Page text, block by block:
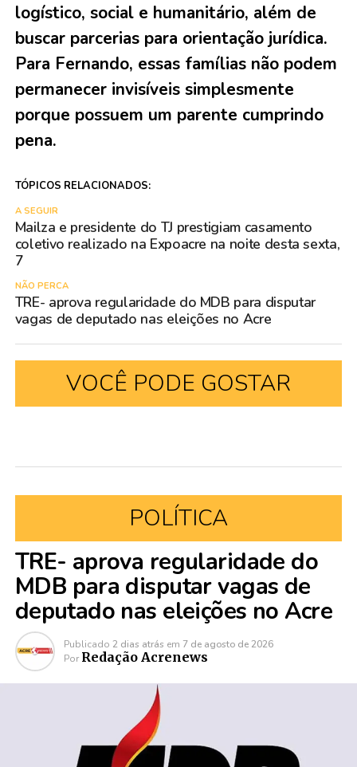
logístico, social e humanitário, além de
buscar parcerias para orientação jurídica.
Para Fernando, essas famílias não podem
permanecer invisíveis simplesmente
porque possuem um parente cumprindo
pena.
TÓPICOS RELACIONADOS:
A SEGUIR
Mailza e presidente do TJ prestigiam casamento
coletivo realizado na Expoacre na noite desta sexta,
7
NÃO PERCA
TRE- aprova regularidade do MDB para disputar
vagas de deputado nas eleições no Acre
VOCÊ PODE GOSTAR
POLÍTICA
TRE- aprova regularidade do
MDB para disputar vagas de
deputado nas eleições no Acre
Publicado 2 dias atrás em 7 de agosto de 2026
Por Redação Acrenews